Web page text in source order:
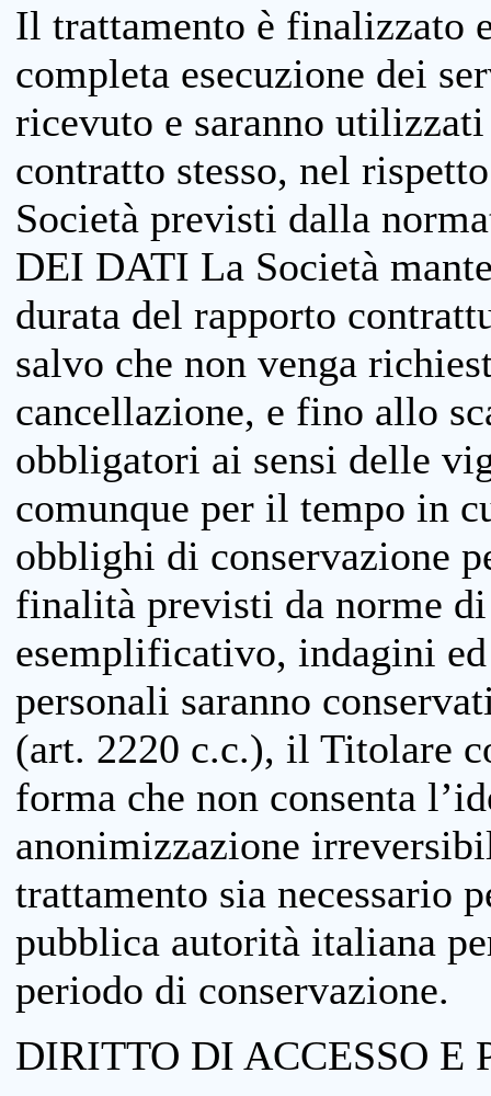
Il trattamento è finalizzato
completa esecuzione dei
ricevuto e saranno
contratto stesso, nel
Società previsti dalla
DEI DATI La Società
durata del rapporto
salvo che non venga
cancellazione, e fino allo
obbligatori ai sensi delle
comunque per il tempo in
obblighi di conservazione
finalità previsti da norme
esemplificativo, indagini
personali saranno
(art. 2220 c.c.), il Titolare
forma che non consenta
anonimizzazione
trattamento sia necessario
pubblica autorità italiana
periodo di conservazione.
DIRITTO DI ACCESSO